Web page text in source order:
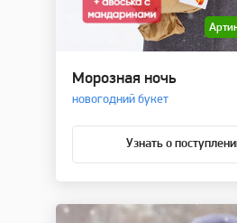
Морозная ночь
новогодний букет
Узнать о